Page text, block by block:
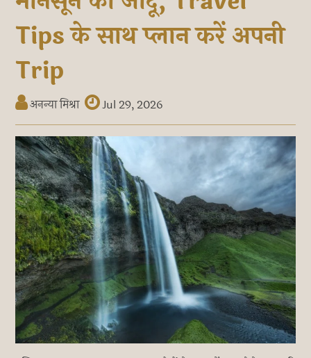
Tips के साथ प्लान करें अपनी
Trip
अनन्या मिश्रा Jul 29, 2026